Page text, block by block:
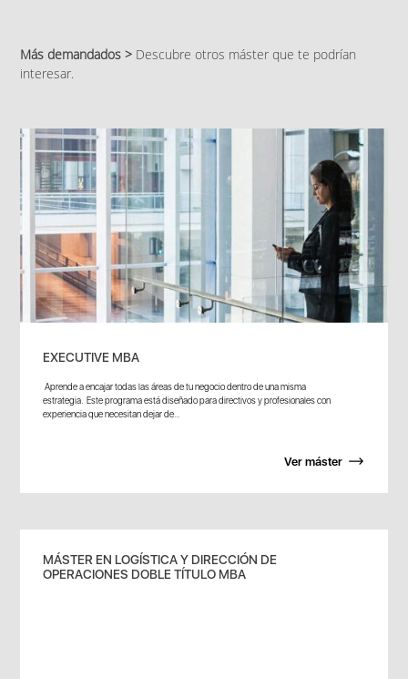
Más demandados > Descubre otros máster que te podrían
interesar.
EXECUTIVE MBA
Aprende a encajar todas las áreas de tu negocio dentro de una misma
estrategia. Este programa está diseñado para directivos y profesionales con
experiencia que necesitan dejar de...
Ver máster
MÁSTER EN LOGÍSTICA Y DIRECCIÓN DE
OPERACIONES DOBLE TÍTULO MBA